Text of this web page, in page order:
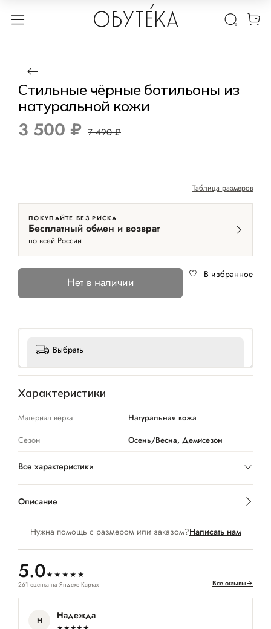
1 / 14
Стильные чёрные ботильоны из
натуральной кожи
3 500 ₽ 7 490 ₽
Таблица размеров
ПОКУПАЙТЕ БЕЗ РИСКА
Бесплатный обмен и возврат
по всей России
Нет в наличии
В избранное
Выбрать
Нужна помощь с размером или заказом?Написать нам
5.0★★★★★
261 оценка на Яндекс Картах Все отзывы→
Н Надежда
Характеристики
Материал верха
Натуральная кожа
Сезон
Осень/Весна, Демисезон
Все характеристики
Описание